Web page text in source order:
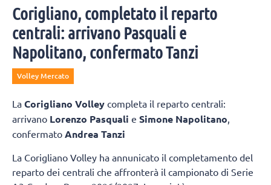
Corigliano, completato il reparto
centrali: arrivano Pasquali e
Napolitano, confermato Tanzi
Volley Mercato
La Corigliano Volley completa il reparto centrali:
arrivano Lorenzo Pasquali e Simone Napolitano
confermato Andrea Tanzi
La Corigliano Volley ha annunicato il completamento del
reparto dei centrali che affronterà il campionato di Serie